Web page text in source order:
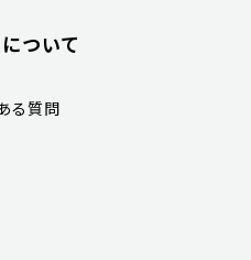
ついて
る質問